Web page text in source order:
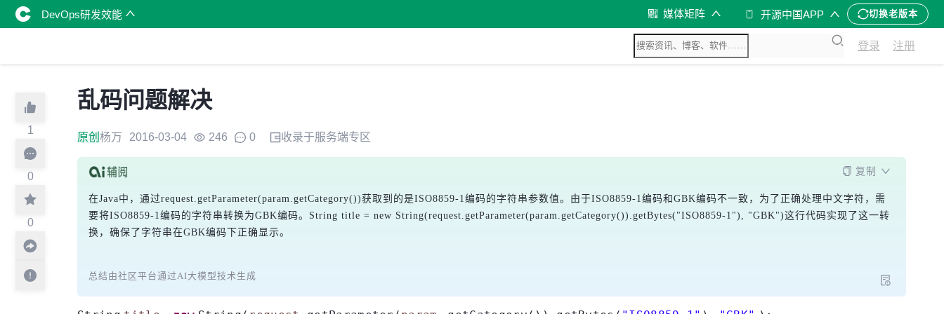
DevOps研发效能 媒体矩阵 开源中国APP 切换老版本
登录 注册
1
0
0
乱码问题解决
原创 杨万 2016-03-04 246 0 收录于服务端专区
复制
在Java中，通过request.getParameter(param.getCategory())获取到的是ISO8859-1编码的字符串参数值。由于ISO8859-1编码和GBK编码不一致，为了正确处理中文字符，需
要将ISO8859-1编码的字符串转换为GBK编码。 String title = new String(request.getParameter(param.getCategory()).getBytes("ISO8859-1"), "GBK")这行代码实现了这一转
换，确保了字符串在GBK编码下正确显示。
总结由社区平台通过AI大模型技术生成